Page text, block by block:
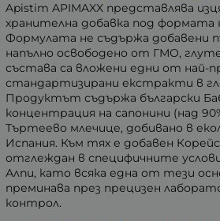
Apistim APIMAXX представлява
хранителна добавка под формата
Формулата не съдържа добавени
напълно освободено от ГМО,
състава са вложени едни от най-
стандартизирани екстракти в
Продуктът съдържа български
концентрация на сапонини (над
Търтеево млечице, добивано в
Испания. Към тях е добавен
отглеждан в специфичните
Алпи, като всяка една от тези
преминава през прецизен
контрол.